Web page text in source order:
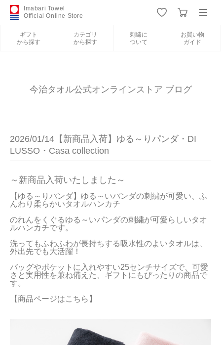
Imabari Towel
Official Online Store
ギフト
から探す
カテゴリ
から探す
刺繍に
ついて
お買い物
ガイド
新規会員登録
ギフトから探す
刺繍について
お買い物ガイド
今治タオルについて
会員サービス
店舗リスト
ヘルプ
大量購入・法人向けの購入の方は
今治タオル公式オンラインストア ブログ
2026/01/14【新商品入荷】ゆる～りパンダ・DI
LUSSO・Casa collection
～新商品入荷いたしました～
【ゆる～りパンダ】ゆる～いパンダの刺繍が可愛い、ふ
んわり柔らかいタオルハンカチ
のれんをくぐるゆる～いパンダの刺繍が可愛らしいタオ
ルハンカチです。
洗ってもふわふわが長持ちする吸水性のよいタオルは、
外出先でも大活躍！
バッグやポケットに入れやすい25センチサイズで、可愛
さと実用性を兼ね備えた、ギフトにもぴったりの商品で
す。
【商品ページはこちら】